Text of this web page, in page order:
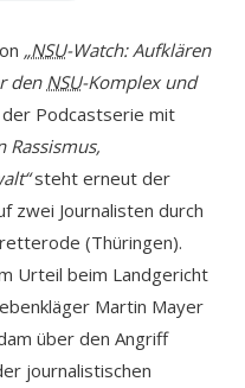
„NSU-Watch: Aufklären
den NSU-Komplex und
Podcastserie mit
Rassismus,
steht erneut der
zwei Journalisten durch
(Thüringen).
Urteil beim Landgericht
Martin Mayer
über den Angriff
journalistischen